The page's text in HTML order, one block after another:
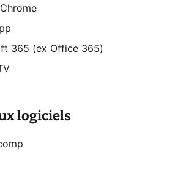
365 (ex Office 365)
logiciels